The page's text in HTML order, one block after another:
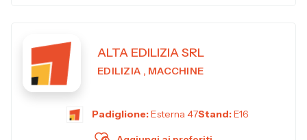
ALTA EDILIZIA SRL
EDILIZIA , MACCHINE
Padiglione:Esterna 47Stand:E16